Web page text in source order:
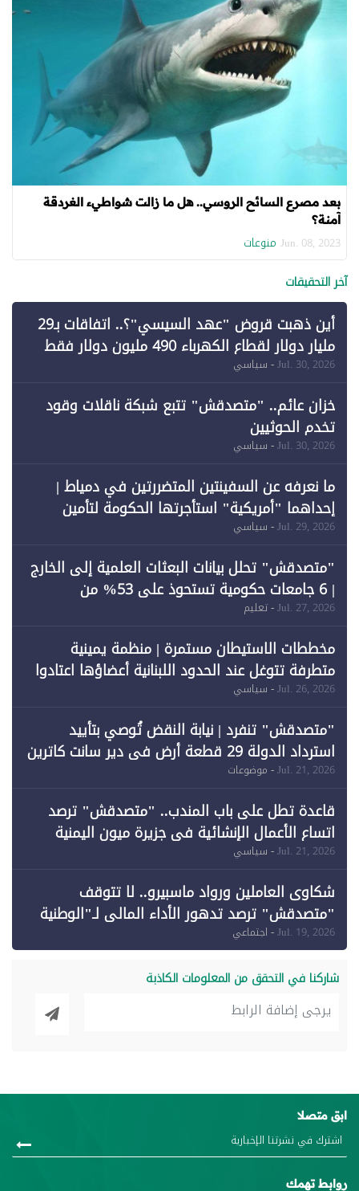
بعد مصرع السائح الروسي.. هل ما زالت شواطيء الغردقة
آمنة؟
Jun. 08, 2023 منوعات
آخر التحقيقات
أين ذهبت قروض "عهد السيسي"؟.. اتفاقات بـ29
مليار دولار لقطاع الكهرباء 490 مليون دولار فقط
لـ"الطاقة المتجددة" (1)
Jul. 30, 2026- سياسي
خزان عائم.. "متصدقش" تتبع شبكة ناقلات وقود
تخدم الحوثيين
Jul. 30, 2026- سياسي
ما نعرفه عن السفينتين المتضررتين في دمياط |
إحداهما "أمريكية" استأجرتها الحكومة لتأمين
احتياجات الطاقة
Jul. 29, 2026- سياسي
"متصدقش" تحلل بيانات البعثات العلمية إلى الخارج
| 6 جامعات حكومية تستحوذ على 53% من
Jul. 27, 2026- تعليم
مخططات الاستيطان مستمرة | منظمة يمينية
متطرفة تتوغل عند الحدود اللبنانية أعضاؤها اعتادوا
خرق الحدود
Jul. 26, 2026- سياسي
"متصدقش" تنفرد | نيابة النقض تُوصي بتأييد
استرداد الدولة 29 قطعة أرض في دير سانت كاترين
وقبول طعن الحكومة جزئيًا (1)
Jul. 21, 2026- موضوعات
قاعدة تطل على باب المندب.. "متصدقش" ترصد
اتساع الأعمال الإنشائية في جزيرة ميون اليمنية
Jul. 21, 2026- سياسي
شكاوى العاملين ورواد ماسبيرو.. لا تتوقف
"متصدقش" ترصد تدهور الأداء المالي لـ"الوطنية
للإعلام"
Jul. 19, 2026- اجتماعي
شاركنا في التحقق من المعلومات الكاذبة
ابق متصلا
روابط تهمك